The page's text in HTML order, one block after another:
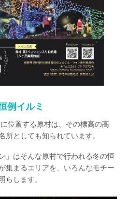
例イルミ
位置する原村は、その標高の高
所としても知られています。
」はそんな原村で行われる冬の恒
集まるエリアを、いろんなモチー
らします。